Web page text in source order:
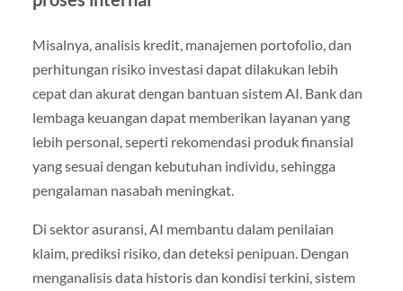
Misalnya, analisis kredit, manajemen portofolio, dan
perhitungan risiko investasi dapat dilakukan lebih
cepat dan akurat dengan bantuan sistem AI. Bank dan
lembaga keuangan dapat memberikan layanan yang
lebih personal, seperti rekomendasi produk finansial
yang sesuai dengan kebutuhan individu, sehingga
pengalaman nasabah meningkat.
Di sektor asuransi, AI membantu dalam penilaian
klaim, prediksi risiko, dan deteksi penipuan. Dengan
menganalisis data historis dan kondisi terkini, sistem